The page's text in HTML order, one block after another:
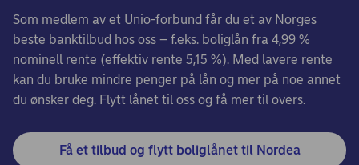
Som medlem av et Unio-forbund får du et av Norges
beste banktilbud hos oss – f.eks. boliglån fra 4,99 %
nominell rente (effektiv rente 5,15 %). Med lavere rente
kan du bruke mindre penger på lån og mer på noe annet
du ønsker deg. Flytt lånet til oss og få mer til overs.
Få et tilbud og flytt boliglånet til Nordea